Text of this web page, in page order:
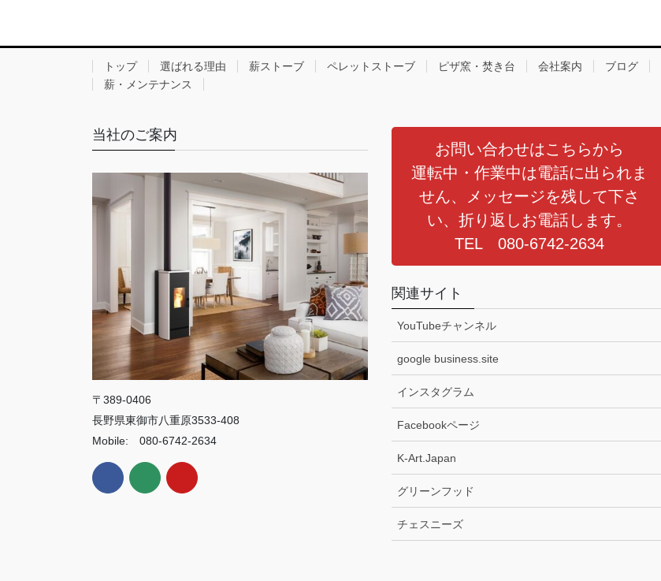
トップ 選ばれる理由 薪ストーブ ペレットストーブ ピザ窯・焚き台 会社案内 ブログ
薪・メンテナンス
当社のご案内
〒389-0406
長野県東御市八重原3533-408
Mobile: 080-6742-2634
お問い合わせはこちらから
運転中・作業中は電話に出られま
せん、メッセージを残して下さ
い、折り返しお電話します。
TEL 080-6742-2634
関連サイト
YouTubeチャンネル
google business.site
インスタグラム
Facebookページ
K-Art.Japan
グリーンフッド
チェスニーズ